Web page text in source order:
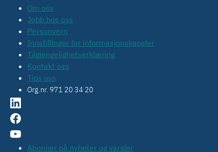
Om oss
Jobb hos oss
Personvern
Innstillinger for informasjonskapsler
Tilgjengelighetserklæring
Kontakt oss
Tips oss
Org.nr. 971 20 34 20
Abonner på nyheter og varsler